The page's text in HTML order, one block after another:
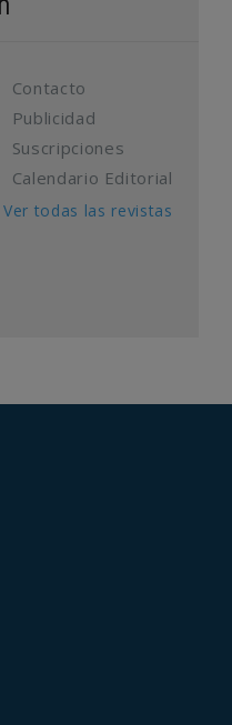
Contacto
Publicidad
Suscripciones
Calendario Editorial
Ver todas las revistas